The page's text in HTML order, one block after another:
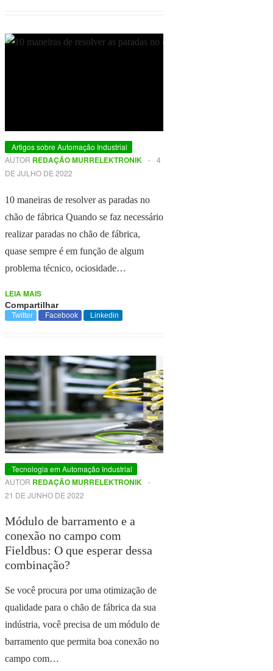
Artigos sobre Automação Industrial
AUTOR REDAÇÃO MURRELEKTRONIK - 4
DE JULHO DE 2022
10 maneiras de resolver as paradas no
chão de fábrica Quando se faz necessário
realizar paradas no chão de fábrica,
quase sempre é em função de algum
problema técnico, ociosidade…
LEIA MAIS
Compartilhar
Twitter Facebook Linkedin
Tecnologia em Automação Industrial
AUTOR REDAÇÃO MURRELEKTRONIK -
21 DE JUNHO DE 2022
Módulo de barramento e a
conexão no campo com
Fieldbus: O que esperar dessa
combinação?
Se você procura por uma otimização de
qualidade para o chão de fábrica da sua
indústria, você precisa de um módulo de
barramento que permita boa conexão no
campo com…